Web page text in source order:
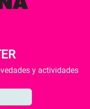
y actividades